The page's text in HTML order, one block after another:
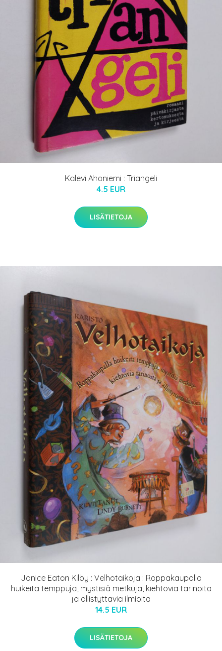
Kalevi Ahoniemi : Triangeli
4.5 EUR
LISÄTIETOJA
Janice Eaton Kilby : Velhotaikoja : Roppakaupalla
huikeita temppuja, mystisiä metkuja, kiehtovia tarinoita
ja ällistyttäviä ilmiöitä
14.5 EUR
LISÄTIETOJA